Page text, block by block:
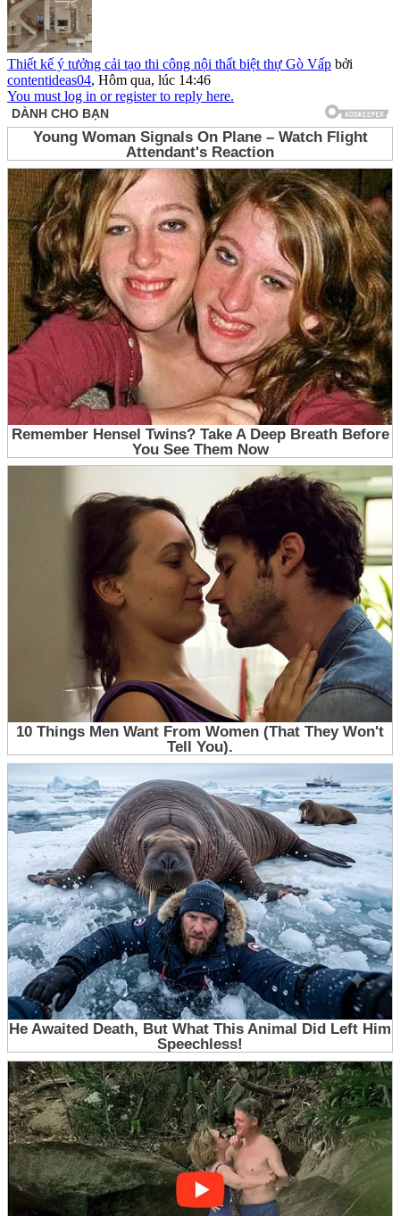
Thiết kế ý tưởng cải tạo thi công nội thất biệt thự Gò Vấp bởi
contentideas04, Hôm qua, lúc 14:46
You must log in or register to reply here.